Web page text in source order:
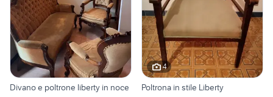
Divano e poltrone liberty in noce
4
Poltrona in stile Liberty